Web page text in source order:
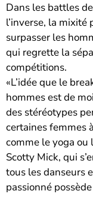
Dans les battles
l’inverse, la
surpasser les
qui regrette la
compétitions.
«L’idée que le
hommes est de
des stéréotypes
certaines femmes
comme le yoga ou
Scotty Mick, qui
tous les danseurs
passionné